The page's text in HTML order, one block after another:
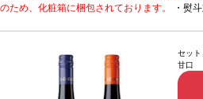
のうえ「無地熨斗」とご記載ください。 ※熨
ください。 ・下記ワインが1本ずつ含まれてい
パークリング。1. カブリス スパークリング
ムンドゥス・ヴィニ スプリングテ
ワイン・エンスージアスト ベスト・バイ！
のため、化粧箱に梱包されております。
・熨
のうえ「無地熨斗」とご記載ください。 ※熨
短日出荷はお承り致しかねます。 必ず最短日
ください。 もし最短日を選択された場合は、
ください。 ・下記ワインが1本ずつ含まれてい
セット
甘口